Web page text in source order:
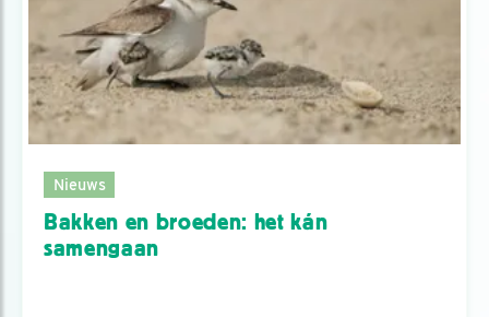
Nieuws
Bakken en broeden: het kán
samengaan